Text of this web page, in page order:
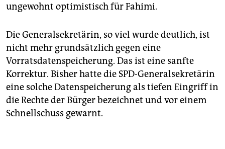
ungewohnt optimistisch für Fahimi.
Die Generalsekretärin, so viel wurde deutlich, ist
nicht mehr grundsätzlich gegen eine
Vorratsdatenspeicherung. Das ist eine sanfte
Korrektur. Bisher hatte die SPD-Generalsekretärin
eine solche Datenspeicherung als tiefen Eingriff in
die Rechte der Bürger bezeichnet und vor einem
Schnellschuss gewarnt.